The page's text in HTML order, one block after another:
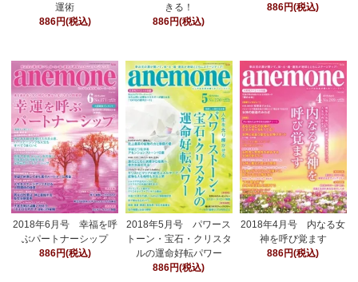
運術
886円(税込)
きる！
886円(税込)
886円(税込)
2018年6月号 幸福を呼
ぶパートナーシップ
886円(税込)
2018年5月号 パワース
トーン・宝石・クリスタ
ルの運命好転パワー
886円(税込)
2018年4月号 内なる女
神を呼び覚ます
886円(税込)